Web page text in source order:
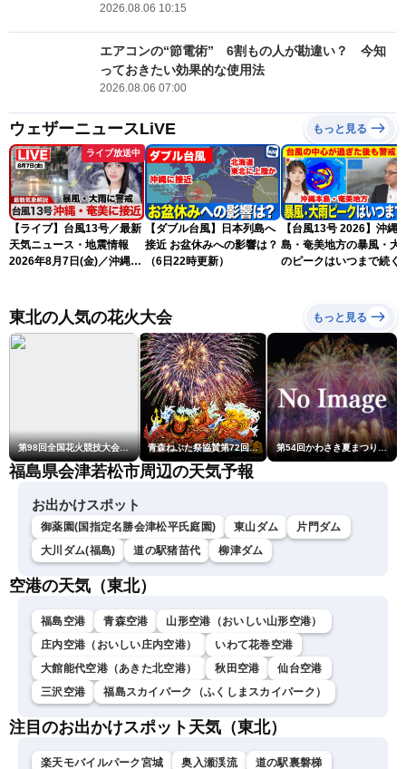
2026.08.06 10:15
エアコンの“節電術” 6割もの人が勘違い？ 今知
っておきたい効果的な使用法
2026.08.06 07:00
ウェザーニュースLiVE もっと見る
ライブ放送中
【ライブ】台風13号／最新
天気ニュース・地震情報
2026年8月7日(金)／沖縄・
スLiVEモーニング・松本真
央／有賀哲夫〉
【ダブル台風】日本列島へ
接近 お盆休みへの影響は？
（6日22時更新）
【台風13号 2026】沖縄
島・奄美地方の暴風・大
のピークはいつまで続く
東北の人気の花火大会 もっと見る
第98回全国花火競技大会「大曲の花火」 青森ねぶた祭協賛第72回青森花火大会 第54回かわさき夏まつり花火大会「おらが自慢のでっかい花火」
福島県会津若松市周辺の天気予報
お出かけスポット
御薬園(国指定名勝会津松平氏庭園) 東山ダム
片門ダム
大川ダム(福島)
道の駅猪苗代 柳津ダム
空港の天気（東北）
福島空港 青森空港
山形空港（おいしい山形空港）
庄内空港（おいしい庄内空港）
いわて花巻空港
大館能代空港（あきた北空港）
秋田空港
仙台空港
三沢空港
福島スカイパーク（ふくしまスカイパーク）
注目のお出かけスポット天気（東北）
楽天モバイルパーク宮城 奥入瀬渓流 道の駅裏磐梯